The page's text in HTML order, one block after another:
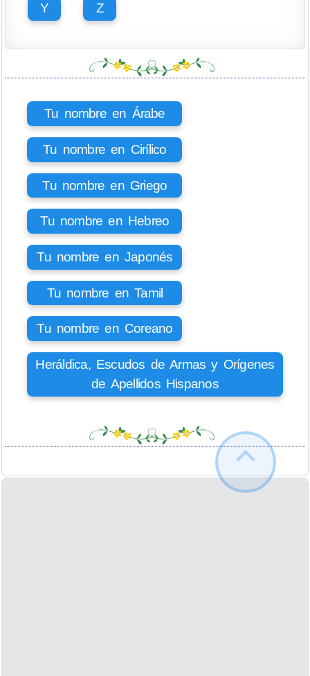
Y Z
Tu nombre en Árabe
Tu nombre en Cirílico
Tu nombre en Griego
Tu nombre en Hebreo
Tu nombre en Japonés
Tu nombre en Tamil
Tu nombre en Coreano
Heráldica, Escudos de Armas y Orígenes
de Apellidos Hispanos